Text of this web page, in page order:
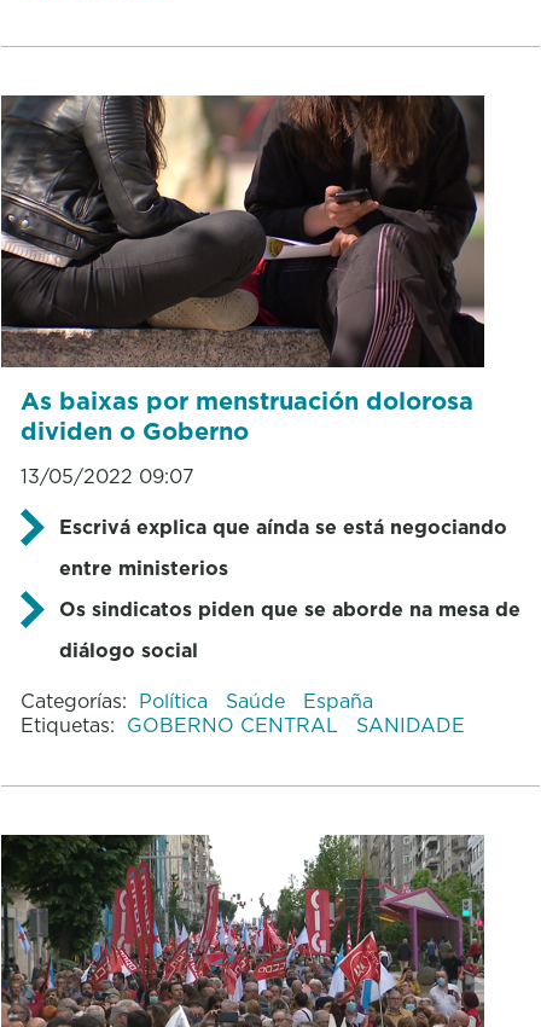
As baixas por menstruación dolorosa
dividen o Goberno
13/05/2022 09:07
Escrivá explica que aínda se está negociando
entre ministerios
Os sindicatos piden que se aborde na mesa de
diálogo social
Categorías: Política Saúde
España
Etiquetas: GOBERNO CENTRAL SANIDADE